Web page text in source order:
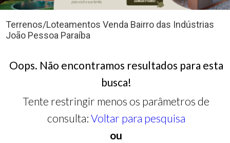
Terrenos/Loteamentos Venda Bairro das Indústrias
João Pessoa Paraíba
Oops. Não encontramos resultados para esta
busca!
Tente restringir menos os parâmetros de
consulta: Voltar para pesquisa
ou